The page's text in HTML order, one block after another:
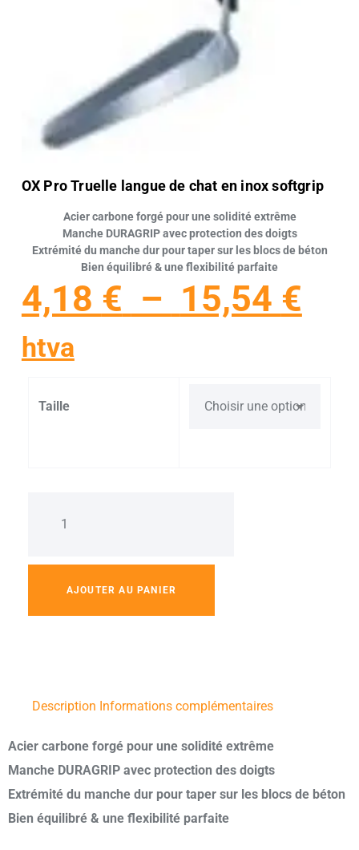
OX Pro Truelle langue de chat en inox softgrip
Acier carbone forgé pour une solidité extrême
Manche DURAGRIP avec protection des doigts
Extrémité du manche dur pour taper sur les blocs de béton
Bien équilibré & une flexibilité parfaite
4,18 € – 15,54 €
htva
Taille
AJOUTER AU PANIER
Description Informations complémentaires
Acier carbone forgé pour une solidité extrême
Manche DURAGRIP avec protection des doigts
Extrémité du manche dur pour taper sur les blocs de béton
Bien équilibré & une flexibilité parfaite